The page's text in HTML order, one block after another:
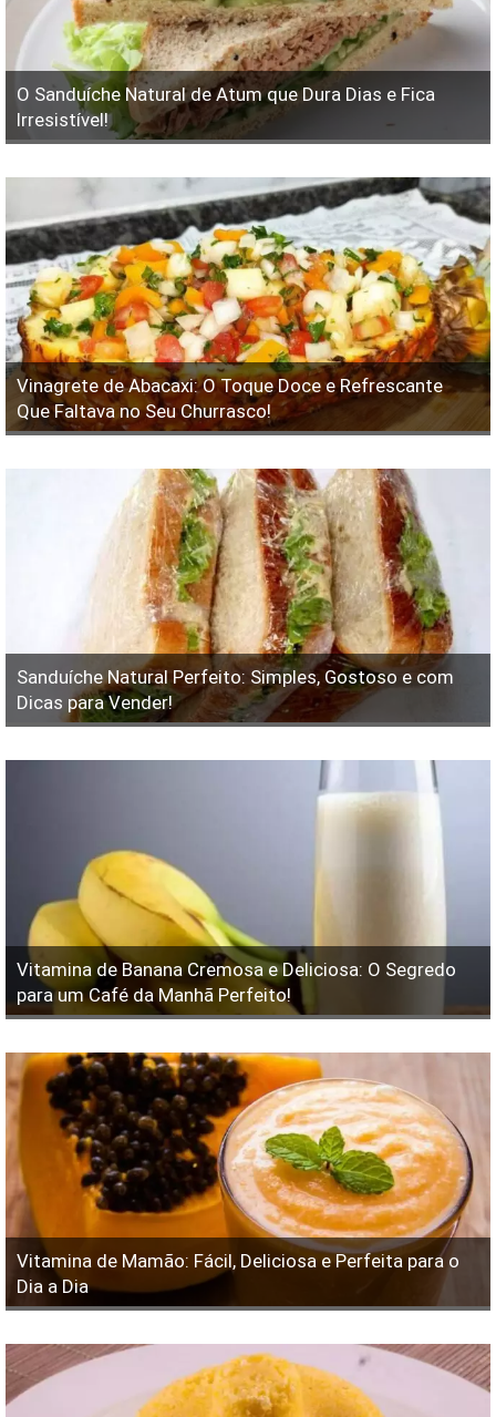
O Sanduíche Natural de Atum que Dura Dias e Fica
Irresistível!
Vinagrete de Abacaxi: O Toque Doce e Refrescante
Que Faltava no Seu Churrasco!
Sanduíche Natural Perfeito: Simples, Gostoso e com
Dicas para Vender!
Vitamina de Banana Cremosa e Deliciosa: O Segredo
para um Café da Manhã Perfeito!
Vitamina de Mamão: Fácil, Deliciosa e Perfeita para o
Dia a Dia